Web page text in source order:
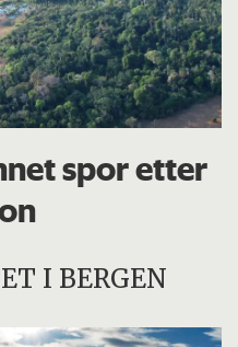
spor etter
I BERGEN